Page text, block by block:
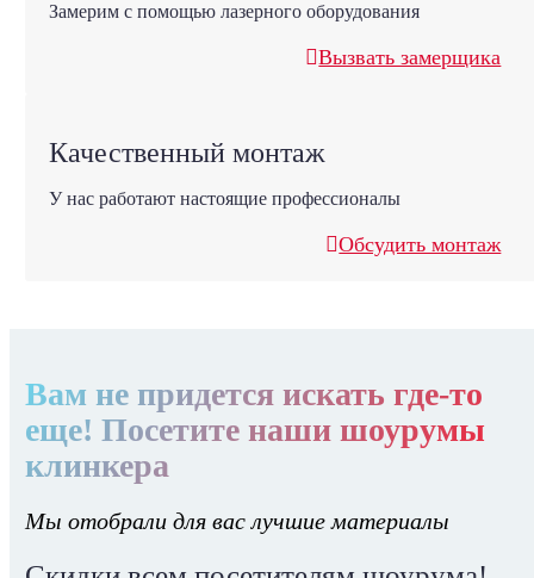
Замерим с помощью лазерного оборудования
Вызвать замерщика
Качественный монтаж
У нас работают настоящие профессионалы
Обсудить монтаж
Вам не придется искать где-то
еще! Посетите наши шоурумы
клинкера
Мы отобрали для вас лучшие материалы